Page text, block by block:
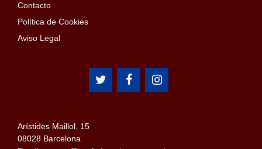
Contacto
Política de Cookies
Aviso Legal
Arístides Maillol, 15
08028 Barcelona